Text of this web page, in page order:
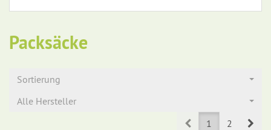
Packsäcke
Sortierung
Alle Hersteller
Prev1 2